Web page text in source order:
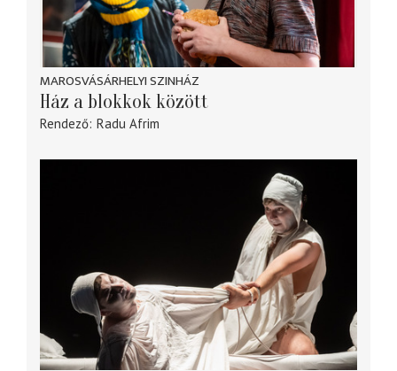
MAROSVÁSÁRHELYI SZINHÁZ
Ház a blokkok között
Rendező Radu Afrim